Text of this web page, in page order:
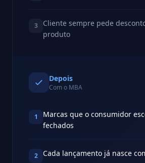
3
Cliente sempre pede
produto
Depois
Com o MBA
1
Marcas que o consumidor
fechados
2 Cada lançamento já nasce